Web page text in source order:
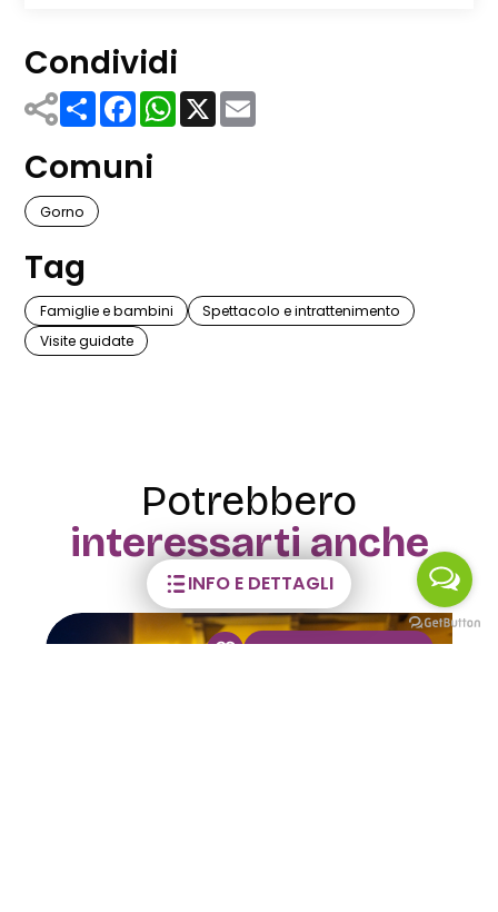
INFO E DETTAGLI
Condividi
ShareFacebook
WhatsApp
X
Comuni
Gorno
Tag
Famiglie e bambini
Spettacolo e intrattenimento
Visite guidate
Potrebbero
interessarti anche
VISITE GUIDATE